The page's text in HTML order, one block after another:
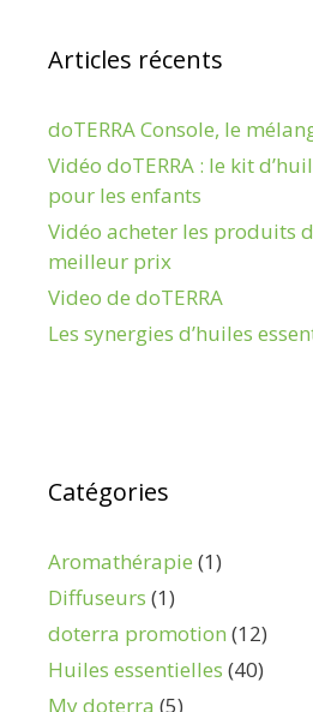
Articles récents
doTERRA Console, le
Vidéo doTERRA : le kit
pour les enfants
Vidéo acheter les produits
meilleur prix
Video de doTERRA
Les synergies d’huiles
Catégories
Aromathérapie (1)
Diffuseurs (1)
doterra promotion (12)
Huiles essentielles (40)
My doterra (5)